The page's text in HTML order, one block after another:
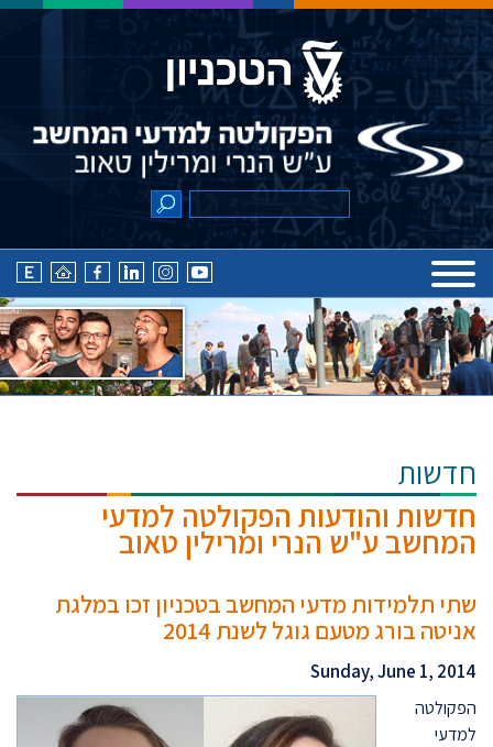
חדשות
חדשות והודעות הפקולטה למדעי
המחשב ע"ש הנרי ומרילין טאוב
שתי תלמידות מדעי המחשב בטכניון זכו במלגת
אניטה בורג מטעם גוגל לשנת 2014
Sunday, June 1, 2014
הפקולטה
למדעי